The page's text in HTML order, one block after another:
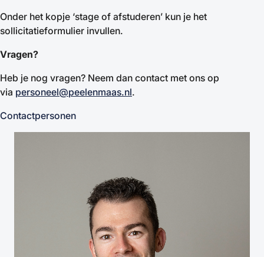
Onder het kopje ‘stage of afstuderen’ kun je het
sollicitatieformulier invullen.
Vragen?
Heb je nog vragen? Neem dan contact met ons op
via personeel@peelenmaas.nl.
Contactpersonen